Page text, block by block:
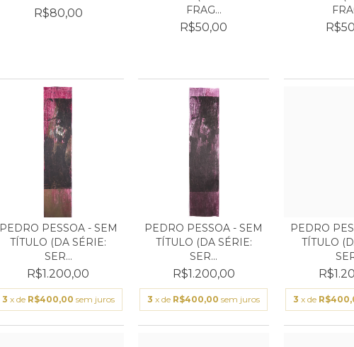
R$80,00
FRAG...
R$50,00
PEDRO PESSOA - SEM
TÍTULO (DA SÉRIE:
SER...
R$1.200,00
3 x de R$400,00 sem juros
PEDRO PESSOA - SEM
TÍTULO (DA SÉRIE:
SER...
R$1.200,00
3 x de R$400,00 sem juros
PEDRO
TÍTULO
3 x de